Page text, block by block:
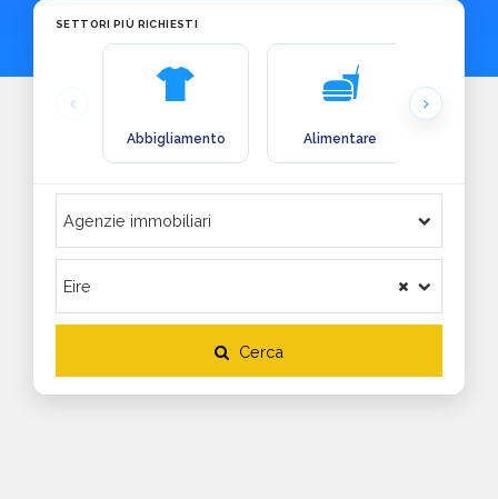
SETTORI PIÙ RICHIESTI
Abbigliamento Alimentare
Cerca